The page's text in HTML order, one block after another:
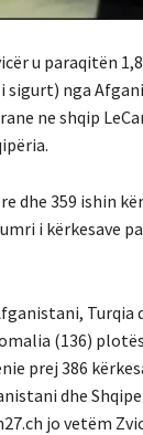
u paraqitën
nga
ne shqip
dhe 359 ishin
i kërkesave
Turqia
(136)
prej 386
dhe
jo vetëm